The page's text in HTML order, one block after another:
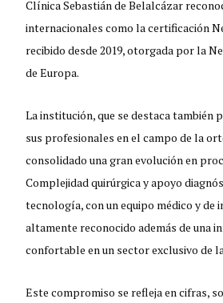
Clínica Sebastián de Belalcázar
internacionales como la certificación
recibido desde 2019, otorgada por la
de Europa.
La institución, que se destaca también
sus profesionales en el campo de la
consolidado una gran evolución en
Complejidad quirúrgica y apoyo
tecnología, con un equipo médico y de
altamente reconocido además de una
confortable en un sector exclusivo de
Este compromiso se refleja en cifras,